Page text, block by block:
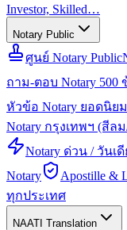
Investor, Skilled…
Notary Public
ศูนย์ Notary Public
ถาม-ตอบ Notary 500
หัวข้อ Notary ยอดนิยม
Notary กรุงเทพฯ (สีล
Notary ด่วน / วันเดี
Notary
Apostille &
ทุกประเทศ
NAATI Translation